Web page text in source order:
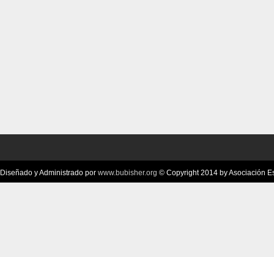
Diseñado y Administrado por www.bubisher.org © Copyright 2014 by Asociación